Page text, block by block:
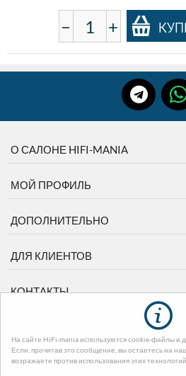
На сайте HiFi-mania используются cookie-файлы и
Если, прочитав это сообщение, вы остаетесь на
возражаете против использования этих технологий.
− +
О САЛОНЕ HIFI-MANIA
МОЙ ПРОФИЛЬ
ДОПОЛНИТЕЛЬНО
ДЛЯ КЛИЕНТОВ
КОНТАКТЫ
© 2003-2026 диМЕДИА. На базеCS-
магазинов. Design by